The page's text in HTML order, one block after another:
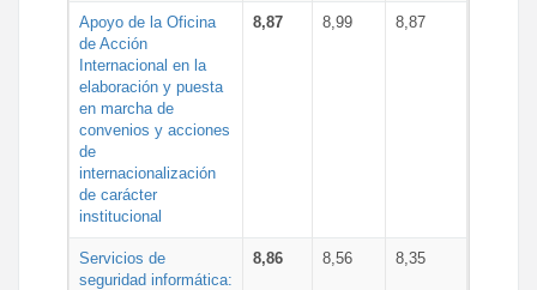
Apoyo de la Oficina
de Acción
Internacional en la
elaboración y puesta
en marcha de
convenios y acciones
de
internacionalización
de carácter
institucional
8,87 8,99 8,87
Servicios de
seguridad informática:
8,86 8,56 8,35